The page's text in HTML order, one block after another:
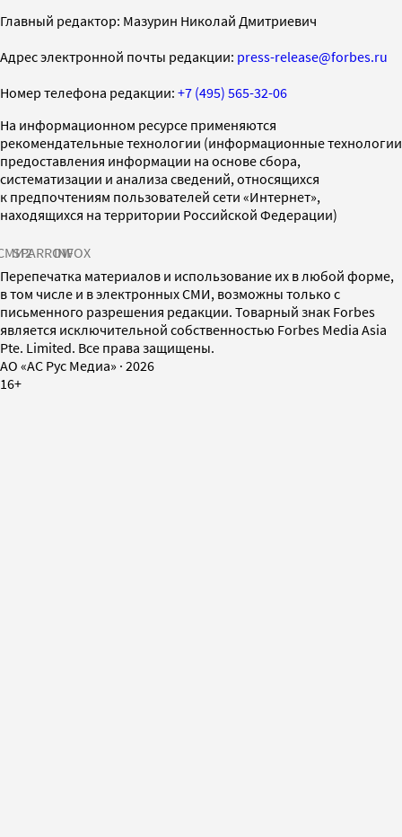
Главный редактор: Мазурин Николай Дмитриевич
Адрес электронной почты редакции: press-release@forbes.ru
Номер телефона редакции: +7 (495) 565-32-06
На информационном ресурсе применяются
рекомендательные технологии (информационные технологии
предоставления информации на основе сбора,
систематизации и анализа сведений, относящихся
к предпочтениям пользователей сети «Интернет»,
находящихся на территории Российской Федерации)
SPARROWINFOX
Перепечатка материалов и использование их в любой форме,
в том числе и в электронных СМИ, возможны только с
письменного разрешения редакции. Товарный знак Forbes
является исключительной собственностью Forbes Media Asia
Pte. Limited. Все права защищены.
AO «АС Рус Медиа» · 2026
16+